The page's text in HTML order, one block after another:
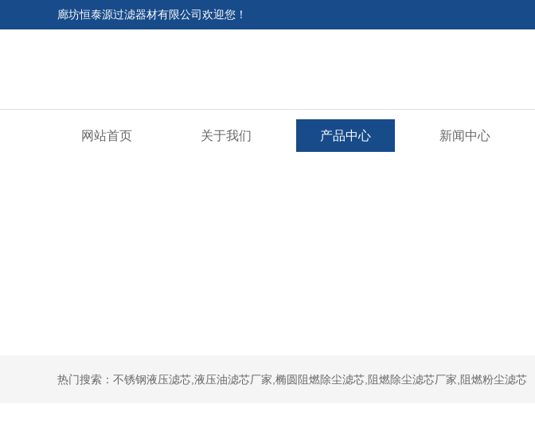
廊坊恒泰源过滤器材有限公司欢迎您！
网站首页 关于我们 产品中心 新闻中心
热门搜索：不锈钢液压滤芯,液压油滤芯厂家,椭圆阻燃除尘滤芯,阻燃除尘滤芯厂家,阻燃粉尘滤芯